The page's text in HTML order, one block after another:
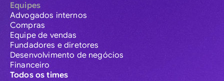
Equipes
Advogados internos
Compras
Equipe de vendas
Fundadores e diretores
Desenvolvimento de negócios
Financeiro
Todos os times